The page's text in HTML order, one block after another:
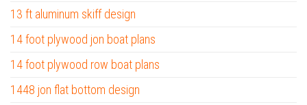
13 ft aluminum skiff design
14 foot plywood jon boat plans
14 foot plywood row boat plans
1448 jon flat bottom design